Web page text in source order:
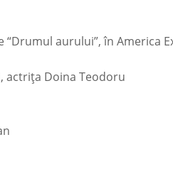
aurului”, în America
actrița Doina Teodoru